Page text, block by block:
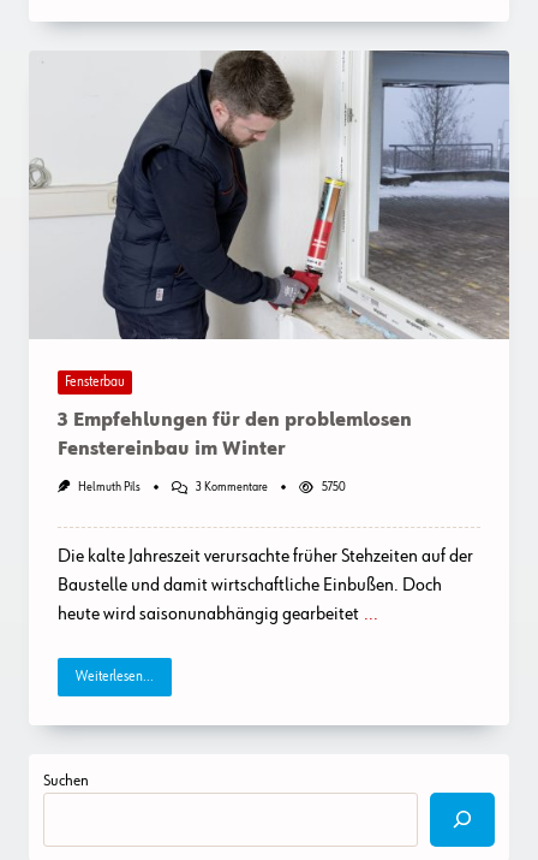
Fensterbau
3 Empfehlungen für den problemlosen
Fenstereinbau im Winter
Helmuth Pils 3 KommentareZu
Den
Problemlosen
Fenstereinbau
Im
5750
Die kalte Jahreszeit verursachte früher Stehzeiten auf der
Baustelle und damit wirtschaftliche Einbußen. Doch
heute wird saisonunabhängig gearbeitet ...
Weiterlesen...
Suchen